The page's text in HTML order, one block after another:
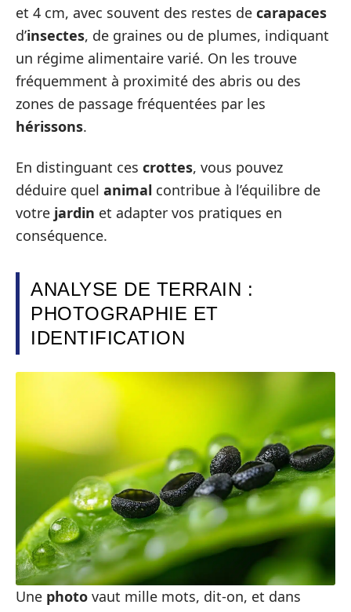
et 4 cm, avec souvent des restes de carapaces
d’insectes, de graines ou de plumes, indiquant
un régime alimentaire varié. On les trouve
fréquemment à proximité des abris ou des
zones de passage fréquentées par les
hérissons.
En distinguant ces crottes, vous pouvez
déduire quel animal contribue à l’équilibre de
votre jardin et adapter vos pratiques en
conséquence.
ANALYSE DE TERRAIN :
PHOTOGRAPHIE ET
IDENTIFICATION
Une photo vaut mille mots, dit-on, et dans